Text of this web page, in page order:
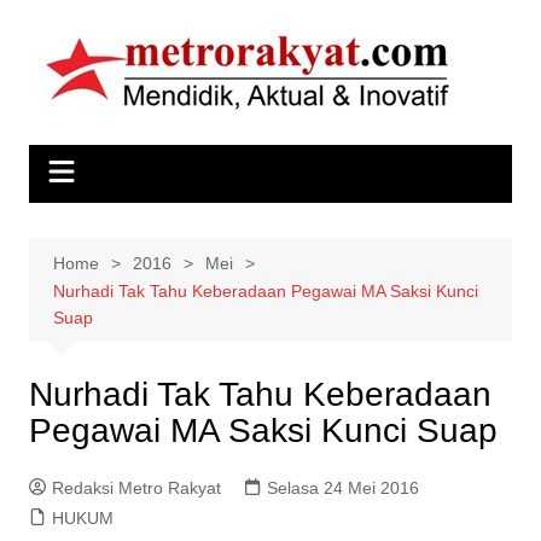
content
Home 2016
Mei
Nurhadi Tak Tahu Keberadaan Pegawai MA Saksi Kunci
Suap
Nurhadi Tak Tahu Keberadaan
Pegawai MA Saksi Kunci Suap
Redaksi Metro Rakyat
Selasa 24 Mei 2016
HUKUM